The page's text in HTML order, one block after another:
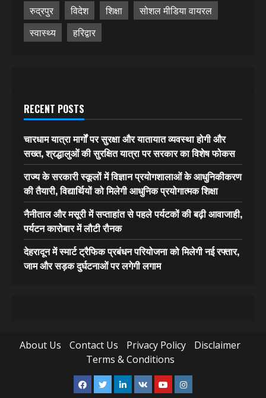
रुद्रपुर
विदेश शिक्षा
सोशल मीडिया वायरल
स्वास्थ्य
हरिद्वार
RECENT POSTS
चारधाम यात्रा मार्गों पर सुरक्षा और यातायात व्यवस्था होगी और
सख्त, श्रद्धालुओं की सुरक्षित यात्रा पर सरकार का विशेष फोकस
राज्य के सरकारी स्कूलों में विज्ञान प्रयोगशालाओं के आधुनिकीकरण
की तैयारी, विद्यार्थियों को मिलेगी आधुनिक प्रयोगात्मक शिक्षा
नैनीताल और मसूरी में सप्ताहांत से पहले पर्यटकों की बढ़ी आवाजाही,
पर्यटन कारोबार में लौटी रौनक
देहरादून में स्मार्ट ट्रैफिक प्रबंधन परियोजना को मिलेगी नई रफ्तार,
जाम और सड़क दुर्घटनाओं पर लगेगी लगाम
About Us Contact Us Privacy Policy
Disclaimer
Terms & Conditions
Facebook
TwitterLinkedin
VK YoutubeInstagram